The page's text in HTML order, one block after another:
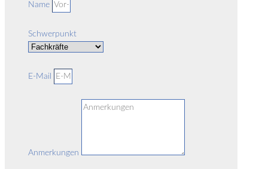
Name
Schwerpunkt
E-Mail
Anmerkungen